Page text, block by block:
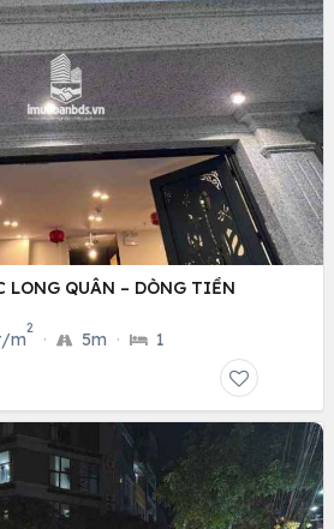
LONG QUÂN – DÒNG TIỀN
m
2
· 5m · 1